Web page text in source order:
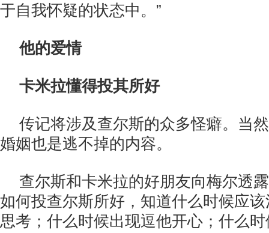
于自我怀疑的状态中。”
他的爱情
卡米拉懂得投其所好
传记将涉及查尔斯的众多怪癖。当
婚姻也是逃不掉的内容。
查尔斯和卡米拉的好朋友向梅尔透
如何投查尔斯所好，知道什么时候应
思考；什么时候出现逗他开心；什么